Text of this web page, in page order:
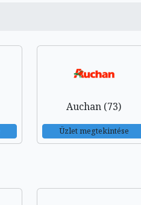
Auchan (73)
Üzlet megtekintése